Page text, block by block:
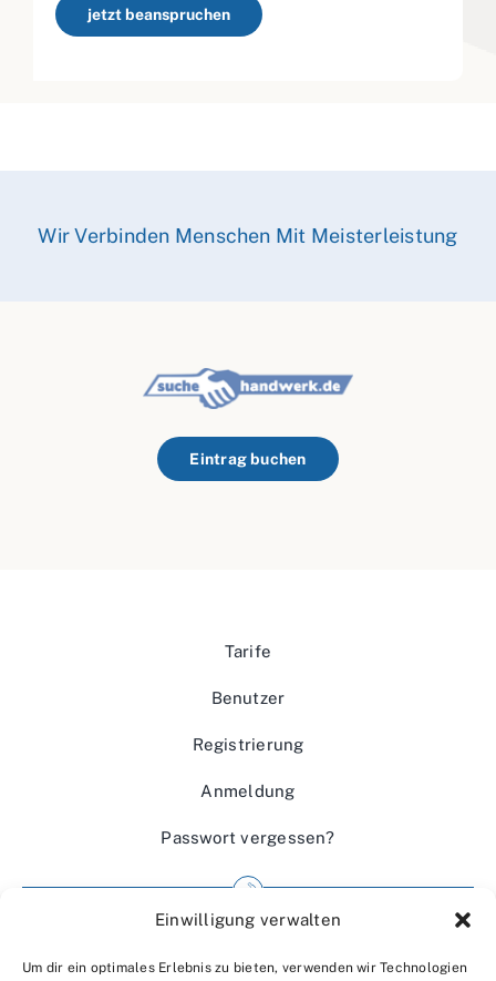
Einwilligung verwalten
Um dir ein optimales Erlebnis zu bieten, verwenden wir Technologien
jetzt beanspruchen
Wir Verbinden Menschen Mit Meisterleistung
Eintrag buchen
Tarife
Benutzer
Registrierung
Anmeldung
Passwort vergessen?